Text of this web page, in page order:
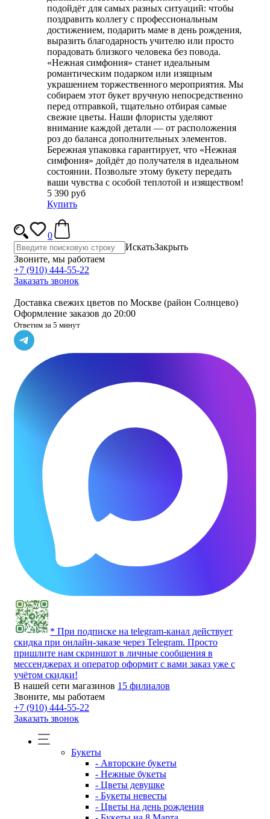
подойдёт для самых разных ситуаций: чтобы
поздравить коллегу с профессиональным
достижением, подарить маме в день рождения,
выразить благодарность учителю или просто
порадовать близкого человека без повода.
«Нежная симфония» станет идеальным
романтическим подарком или изящным
украшением торжественного мероприятия. Мы
собираем этот букет вручную непосредственно
перед отправкой, тщательно отбирая самые
свежие цветы. Наши флористы уделяют
внимание каждой детали — от расположения
роз до баланса дополнительных элементов.
Бережная упаковка гарантирует, что «Нежная
симфония» дойдёт до получателя в идеальном
состоянии. Позвольте этому букету передать
ваши чувства с особой теплотой и изяществом!
5 390 руб
Купить
0
ИскатьЗакрыть
Звоните, мы работаем
+7 (910) 444-55-22
Заказать звонок
Доставка свежих цветов по Москве (район Солнцево)
Оформление заказов до 20:00
Ответим за 5 минут
* При подписке на telegram-канал действует
скидка при онлайн-заказе через Telegram. Просто
пришлите нам скриншот в личные сообщения в
мессенджерах и оператор оформит с вами заказ уже с
учётом скидки!
В нашей сети магазинов 15 филиалов
Звоните, мы работаем
+7 (910) 444-55-22
Заказать звонок
Букеты
- Авторские букеты
- Нежные букеты
- Цветы девушке
- Букеты невесты
- Цветы на день рождения